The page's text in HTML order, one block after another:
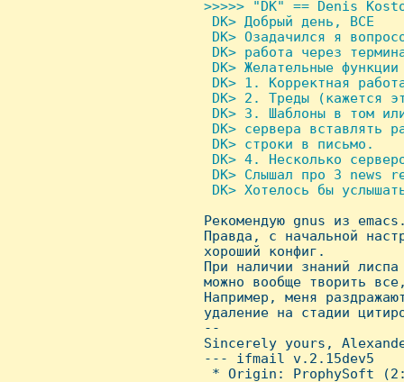
>>>>> "DK" == Denis
  DK> Добрый день, ВСЕ
DK> Озадачился я
DK> работа через
  DK> Желательные функции
DK> 1. Корректная
DK> 2. Треды (кажется
DK> 3. Шаблоны в том
DK> сервера вставлять
  DK> строки в письмо.
DK> 4. Hесколько
DK> Слышал про 3 news
DK> Хотелось бы
Рекомендую gnus из
Правда, с начальной
хороший конфиг.
При наличии знаний
можно вообще творить
Hапример, меня
удаление на стадии
--
Sincerely yours,
--- ifmail v.2.15dev5
* Origin: ProphySoft